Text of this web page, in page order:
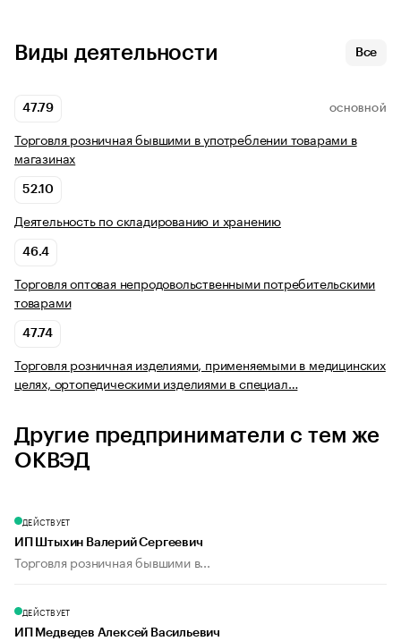
Виды деятельности Все
47.79 ОСНОВНОЙ
Торговля розничная бывшими в употреблении товарами в
магазинах
52.10
Деятельность по складированию и хранению
46.4
Торговля оптовая непродовольственными потребительскими
товарами
47.74
Торговля розничная изделиями, применяемыми в медицинских
целях, ортопедическими изделиями в специал…
Другие предприниматели с тем же
ОКВЭД
ДЕЙСТВУЕТ
ИП Штыхин Валерий Сергеевич
Торговля розничная бывшими в...
ДЕЙСТВУЕТ
ИП Медведев Алексей Васильевич